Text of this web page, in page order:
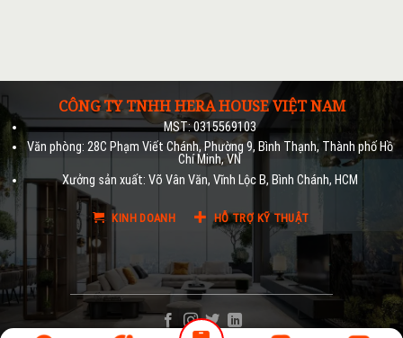
CÔNG TY TNHH HERA HOUSE VIỆT NAM
MST: 0315569103
Văn phòng: 28C Phạm Viết Chánh, Phường 9, Bình Thạnh, Thành phố Hồ
Chí Minh, VN
Xưởng sản xuất: Võ Vân Văn, Vĩnh Lộc B, Bình Chánh, HCM
KINH DOANH HỖ TRỢ KỸ THUẬT